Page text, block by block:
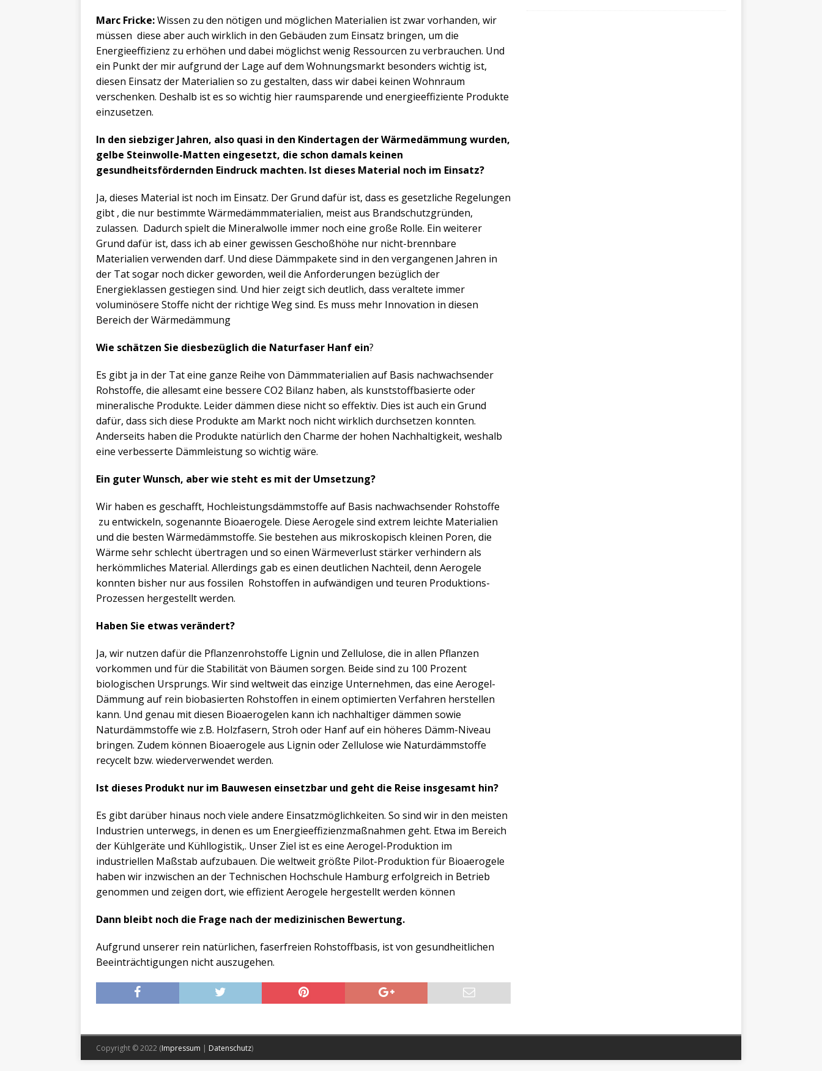
Marc Fricke:Wissen zu den nötigen und möglichen Materialien ist zwar vorhanden, wir
müssen diese aber auch wirklich in den Gebäuden zum Einsatz bringen, um die
Energieeffizienz zu erhöhen und dabei möglichst wenig Ressourcen zu verbrauchen. Und
ein Punkt der mir aufgrund der Lage auf dem Wohnungsmarkt besonders wichtig ist,
diesen Einsatz der Materialien so zu gestalten, dass wir dabei keinen Wohnraum
verschenken. Deshalb ist es so wichtig hier raumsparende und energieeffiziente Produkte
einzusetzen.
In den siebziger Jahren, also quasi in den Kindertagen der Wärmedämmung wurden,
gelbe Steinwolle-Matten eingesetzt, die schon damals keinen
gesundheitsfördernden Eindruck machten. Ist dieses Material noch im Einsatz?
Ja, dieses Material ist noch im Einsatz. Der Grund dafür ist, dass es gesetzliche Regelungen
gibt , die nur bestimmte Wärmedämmmaterialien, meist aus Brandschutzgründen,
zulassen. Dadurch spielt die Mineralwolle immer noch eine große Rolle. Ein weiterer
Grund dafür ist, dass ich ab einer gewissen Geschoßhöhe nur nicht-brennbare
Materialien verwenden darf. Und diese Dämmpakete sind in den vergangenen Jahren in
der Tat sogar noch dicker geworden, weil die Anforderungen bezüglich der
Energieklassen gestiegen sind. Und hier zeigt sich deutlich, dass veraltete immer
voluminösere Stoffe nicht der richtige Weg sind. Es muss mehr Innovation in diesen
Bereich der Wärmedämmung
Wie schätzen Sie diesbezüglich die Naturfaser Hanf ein?
Es gibt ja in der Tat eine ganze Reihe von Dämmmaterialien auf Basis nachwachsender
Rohstoffe, die allesamt eine bessere CO2 Bilanz haben, als kunststoffbasierte oder
mineralische Produkte. Leider dämmen diese nicht so effektiv. Dies ist auch ein Grund
dafür, dass sich diese Produkte am Markt noch nicht wirklich durchsetzen konnten.
Anderseits haben die Produkte natürlich den Charme der hohen Nachhaltigkeit, weshalb
eine verbesserte Dämmleistung so wichtig wäre.
Ein guter Wunsch, aber wie steht es mit der Umsetzung?
Wir haben es geschafft, Hochleistungsdämmstoffe auf Basis nachwachsender Rohstoffe
zu entwickeln, sogenannte Bioaerogele. Diese Aerogele sind extrem leichte Materialien
und die besten Wärmedämmstoffe. Sie bestehen aus mikroskopisch kleinen Poren, die
Wärme sehr schlecht übertragen und so einen Wärmeverlust stärker verhindern als
herkömmliches Material. Allerdings gab es einen deutlichen Nachteil, denn Aerogele
konnten bisher nur aus fossilen Rohstoffen in aufwändigen und teuren Produktions-
Prozessen hergestellt werden.
Haben Sie etwas verändert?
Ja, wir nutzen dafür die Pflanzenrohstoffe Lignin und Zellulose, die in allen Pflanzen
vorkommen und für die Stabilität von Bäumen sorgen. Beide sind zu 100 Prozent
biologischen Ursprungs. Wir sind weltweit das einzige Unternehmen, das eine Aerogel-
Dämmung auf rein biobasierten Rohstoffen in einem optimierten Verfahren herstellen
kann. Und genau mit diesen Bioaerogelen kann ich nachhaltiger dämmen sowie
Naturdämmstoffe wie z.B. Holzfasern, Stroh oder Hanf auf ein höheres Dämm-Niveau
bringen. Zudem können Bioaerogele aus Lignin oder Zellulose wie Naturdämmstoffe
recycelt bzw. wiederverwendet werden.
Ist dieses Produkt nur im Bauwesen einsetzbar und geht die Reise insgesamt hin?
Es gibt darüber hinaus noch viele andere Einsatzmöglichkeiten. So sind wir in den meisten
Industrien unterwegs, in denen es um Energieeffizienzmaßnahmen geht. Etwa im Bereich
der Kühlgeräte und Kühllogistik,. Unser Ziel ist es eine Aerogel-Produktion im
industriellen Maßstab aufzubauen. Die weltweit größte Pilot-Produktion für Bioaerogele
haben wir inzwischen an der Technischen Hochschule Hamburg erfolgreich in Betrieb
genommen und zeigen dort, wie effizient Aerogele hergestellt werden können
Dann bleibt noch die Frage nach der medizinischen Bewertung.
Aufgrund unserer rein natürlichen, faserfreien Rohstoffbasis, ist von gesundheitlichen
Beeinträchtigungen nicht auszugehen.
Copyright © 2022 (Impressum | Datenschutz)